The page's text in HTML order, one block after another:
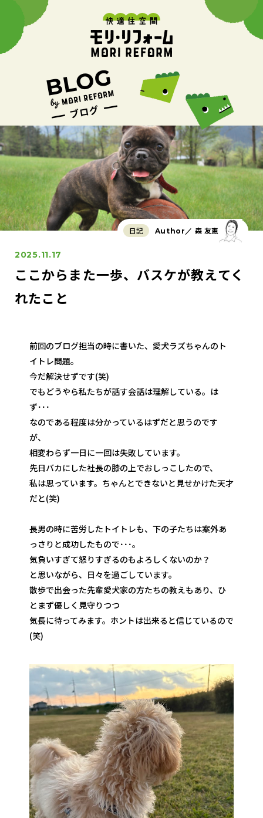
日記 Author／ 森 友恵
2025.11.17
ここからまた一歩、バスケが教えてく
れたこと
前回のブログ担当の時に書いた、愛犬ラズちゃんのト
イトレ問題。
今だ解決せずです(笑)
でもどうやら私たちが話す会話は理解している。は
ず･･･
なのである程度は分かっているはずだと思うのです
が、
相変わらず一日に一回は失敗しています。
先日バカにした社長の膝の上でおしっこしたので、
私は思っています。ちゃんとできないと見せかけた天才
だと(笑)
長男の時に苦労したトイトレも、下の子たちは案外あ
っさりと成功したもので･･･。
気負いすぎて怒りすぎるのもよろしくないのか？
と思いながら、日々を過ごしています。
散歩で出会った先輩愛犬家の方たちの教えもあり、ひ
とまず優しく見守りつつ
気長に待ってみます。ホントは出来ると信じているので
(笑)